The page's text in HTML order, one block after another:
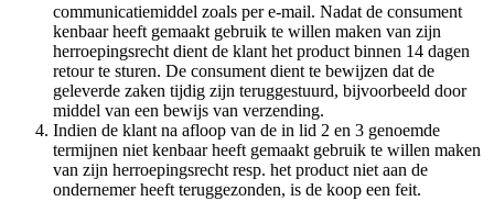
communicatiemiddel zoals per e-mail. Nadat de consument
kenbaar heeft gemaakt gebruik te willen maken van zijn
herroepingsrecht dient de klant het product binnen 14 dagen
retour te sturen. De consument dient te bewijzen dat de
geleverde zaken tijdig zijn teruggestuurd, bijvoorbeeld door
middel van een bewijs van verzending.
Indien de klant na afloop van de in lid 2 en 3 genoemde
termijnen niet kenbaar heeft gemaakt gebruik te willen maken
van zijn herroepingsrecht resp. het product niet aan de
ondernemer heeft teruggezonden, is de koop een feit.